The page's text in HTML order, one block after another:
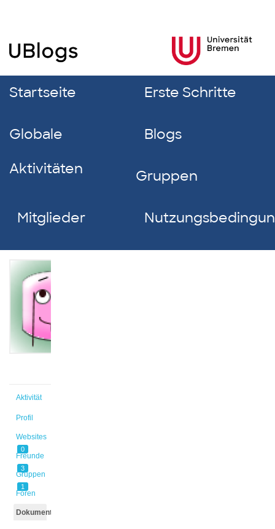
Startseite Erste Schritte
Globale
Aktivitäten
Blogs
Gruppen
Mitglieder
Aktivität
Profil
Websites
0
Freunde
3
Gruppen
1
Foren
Dokumente